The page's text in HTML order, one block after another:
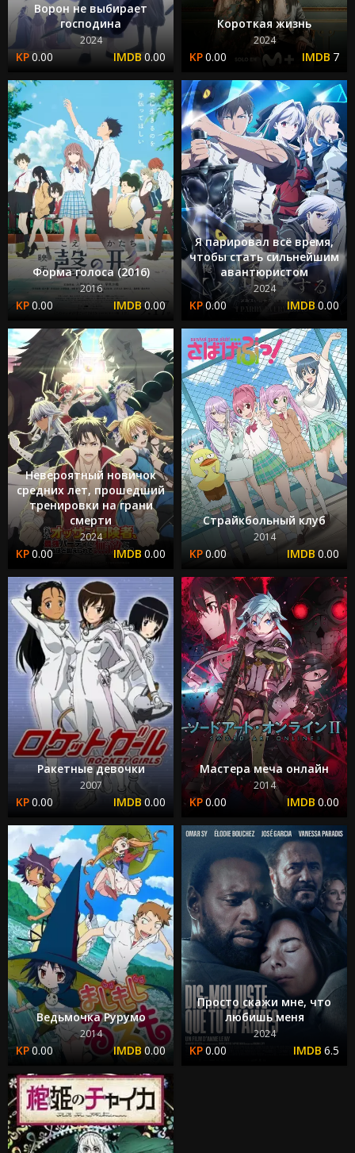
Ворон не выбирает
господина
2024
0.00 0.00
Короткая жизнь
2024
0.00 7
Форма голоса (2016)
2016
0.00 0.00
Я парировал всё время,
чтобы стать сильнейшим
авантюристом
2024
0.00 0.00
Невероятный новичок
средних лет, прошедший
тренировки на грани
смерти
2024
0.00 0.00
Страйкбольный клуб
2014
0.00 0.00
Ракетные девочки
2007
0.00 0.00
Мастера меча онлайн
2014
0.00 0.00
Ведьмочка Рурумо
2014
0.00 0.00
Просто скажи мне, что
любишь меня
2024
0.00 6.5